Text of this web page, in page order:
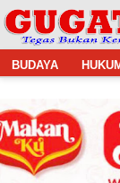
BUDAYA